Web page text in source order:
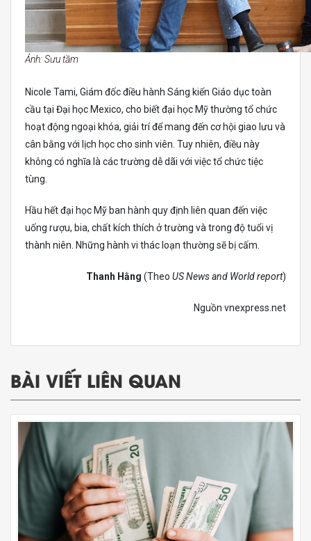
Ảnh: Sưu tầm
Nicole Tami, Giám đốc điều hành Sáng kiến Giáo dục toàn
cầu tại Đại học Mexico, cho biết đại học Mỹ thường tổ chức
hoạt động ngoại khóa, giải trí để mang đến cơ hội giao lưu và
cân bằng với lịch học cho sinh viên. Tuy nhiên, điều này
không có nghĩa là các trường dễ dãi với việc tổ chức tiệc
tùng.
Hầu hết đại học Mỹ ban hành quy định liên quan đến việc
uống rượu, bia, chất kích thích ở trường và trong độ tuổi vị
thành niên. Những hành vi thác loạn thường sẽ bị cấm.
Thanh Hằng (Theo US News and World report)
Nguồn vnexpress.net
BÀI VIẾT LIÊN QUAN